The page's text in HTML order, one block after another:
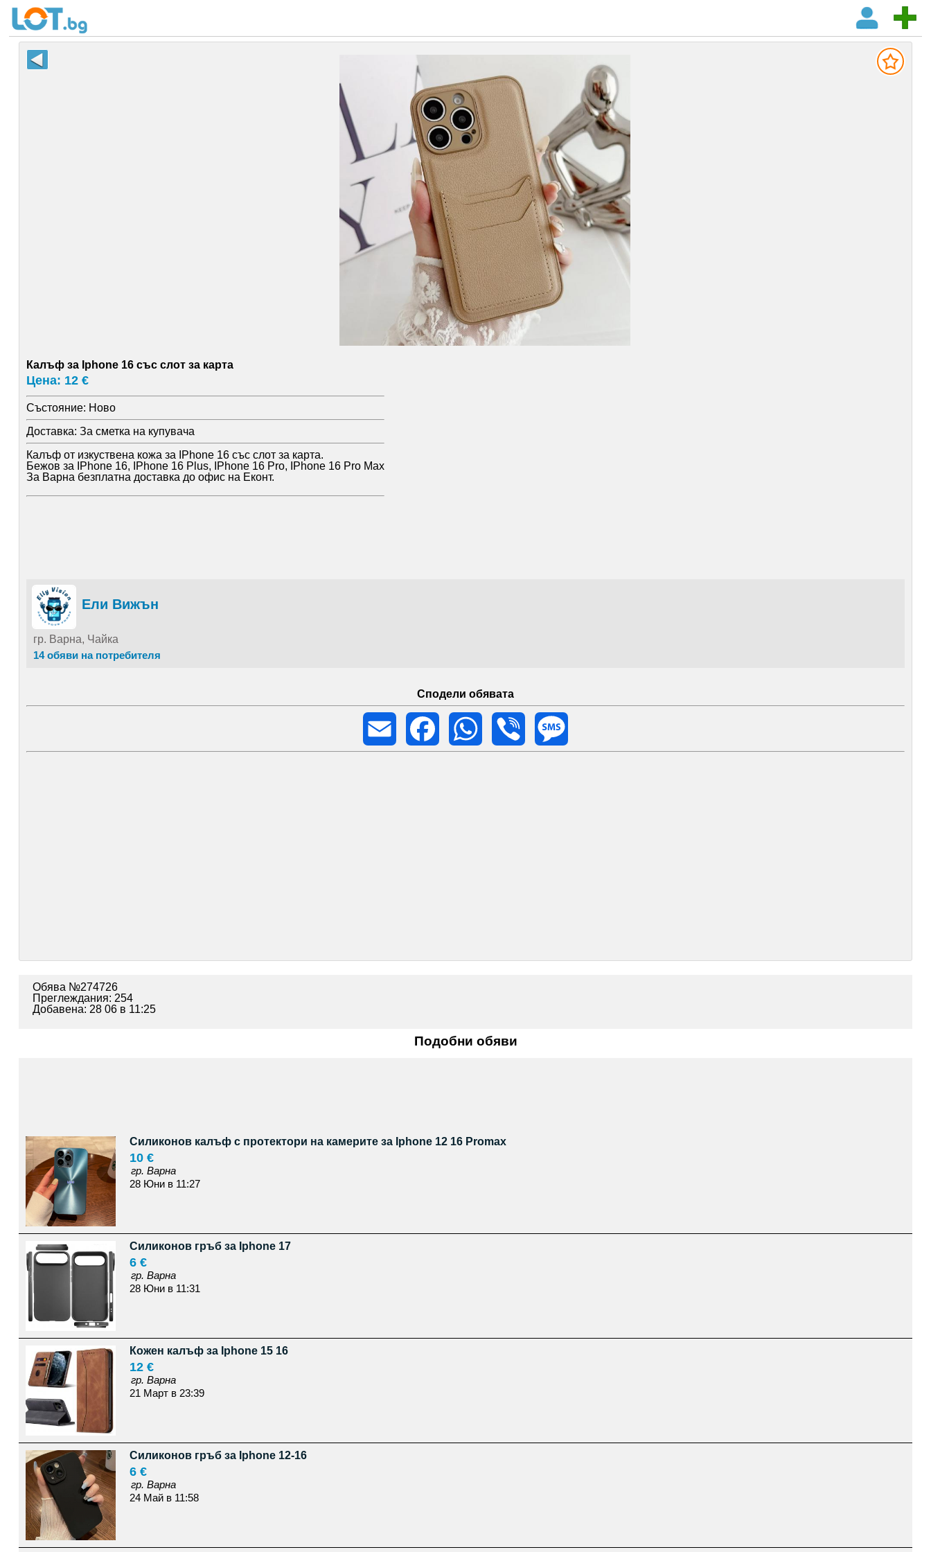
Калъф за Iphone 16 със слот за карта
Цена: 12 €
Състояние: Ново
Доставка: За сметка на купувача
Калъф от изкуствена кожа за IPhone 16 със слот за карта.
Бежов за IPhone 16, IPhone 16 Plus, IPhone 16 Pro, IPhone 16 Pro Max
За Варна безплатна доставка до офис на Еконт.
Ели Вижън
гр. Варна, Чайка
14 обяви на потребителя
Сподели обявата
Email
Facebook WhatsApp Viber
Обява №274726
Преглеждания: 254
Добавена: 28 06 в 11:25
Подобни обяви
Силиконов калъф с протектори на камерите за Iphone 12 16 Promax
10 €
гр. Варна
28 Юни в 11:27
Силиконов гръб за Iphone 17
6 €
гр. Варна
28 Юни в 11:31
Кожен калъф за Iphone 15 16
12 €
гр. Варна
21 Март в 23:39
Силиконов гръб за Iphone 12-16
6 €
гр. Варна
24 Май в 11:58